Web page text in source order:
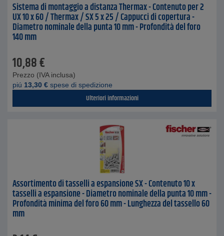
Sistema di montaggio a distanza Thermax - Contenuto per 2
UX 10 x 60 / Thermax / SX 5 x 25 / Cappucci di copertura -
Diametro nominale della punta 10 mm - Profondità del foro
140 mm
10,88€
Prezzo (IVA inclusa)
piú 13,30 € spese di spedizione
Ulteriori informazioni
Assortimento di tasselli a espansione SX - Contenuto 10 x
tasselli a espansione - Diametro nominale della punta 10 mm -
Profondità minima del foro 60 mm - Lunghezza del tassello 60
mm